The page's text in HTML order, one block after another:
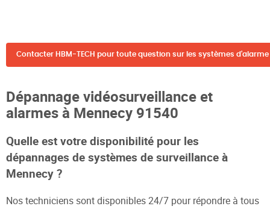
Contacter HBM-TECH pour toute question sur les systèmes d'alarme
Dépannage vidéosurveillance et
alarmes à Mennecy 91540
Quelle est votre disponibilité pour les
dépannages de systèmes de surveillance à
Mennecy ?
Nos techniciens sont disponibles 24/7 pour répondre à tous